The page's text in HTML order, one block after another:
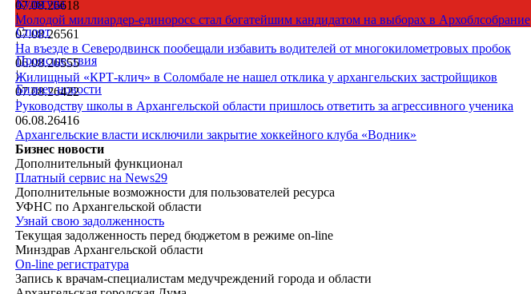
Культура
|
Спорт
|
Происшествия
|
Бизнес новости
|
07.08.26618
Молодой миллиардер-единоросс стал богатейшим кандидатом на выборах в Архоблсобрание
07.08.26561
На въезде в Северодвинск пообещали избавить водителей от многокилометровых пробок
06.08.26555
Жилищный «КРТ-клич» в Соломбале не нашел отклика у архангельских застройщиков
07.08.26422
Руководству школы в Архангельской области пришлось ответить за агрессивного ученика
06.08.26416
Архангельские власти исключили закрытие хоккейного клуба «Водник»
Бизнес новости
Дополнительный функционал
Платный сервис на News29
Дополнительные возможности для пользователей ресурса
УФНС по Архангельской области
Узнай свою задолженность
Текущая задолженность перед бюджетом в режиме on-line
Минздрав Архангельской области
On-line регистратура
Запись к врачам-специалистам медучреждений города и области